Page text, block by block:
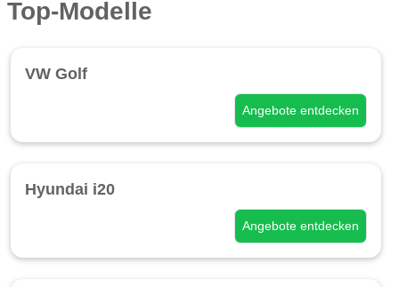
Top-Modelle
VW Golf
Angebote entdecken
Hyundai i20
Angebote entdecken